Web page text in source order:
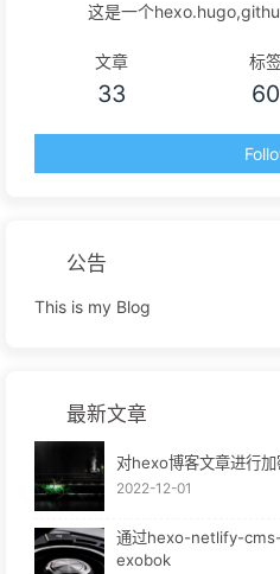
这是一个
文章
33
标
60
公告
This is my Blog
最新文章
对hexo博客文章进行
2022-12-01
通过hexo-netlify-
exobok